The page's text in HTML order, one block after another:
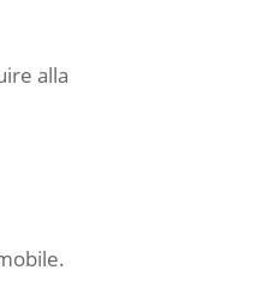
alla